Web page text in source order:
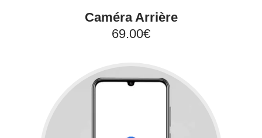
Caméra Arrière
69.00€